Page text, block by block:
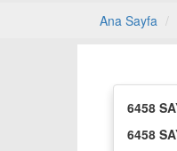
Ana Sayfa
6458
6458